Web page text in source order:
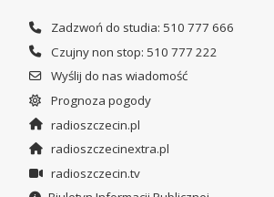
Zadzwoń do studia: 510 777 666
Czujny non stop: 510 777 222
Wyślij do nas wiadomość
Prognoza pogody
radioszczecin.pl
radioszczecinextra.pl
radioszczecin.tv